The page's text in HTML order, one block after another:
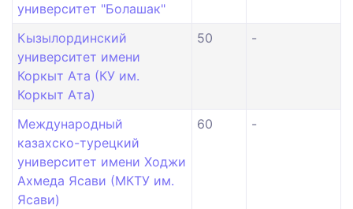
университет "Болашак"
Кызылординский
университет имени
Коркыт Ата (КУ им.
Коркыт Ата)
50 -
Международный
казахско-турецкий
университет имени Ходжи
Ахмеда Ясави (МКТУ им.
Ясави)
60 -